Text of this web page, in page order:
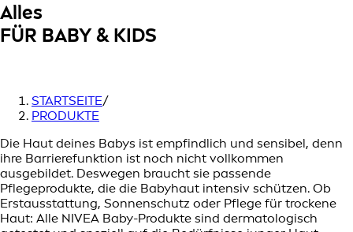
Alles
FÜR BABY & KIDS
STARTSEITE/
PRODUKTE
Die Haut deines Babys ist empfindlich und sensibel, denn
ihre Barrierefunktion ist noch nicht vollkommen
ausgebildet. Deswegen braucht sie passende
Pflegeprodukte, die die Babyhaut intensiv schützen. Ob
Erstausstattung, Sonnenschutz oder Pflege für trockene
Haut: Alle NIVEA Baby-Produkte sind dermatologisch